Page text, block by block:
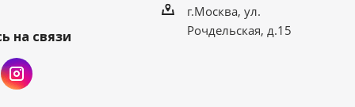
на связи
г.Москва, ул.
Рочдельская, д.15